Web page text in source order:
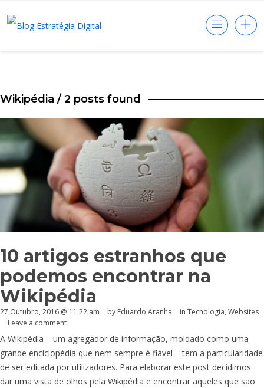
Wikipédia / 2 posts found
10 artigos estranhos que
podemos encontrar na
Wikipédia
27 Outubro, 2016 @ 11:22 am by Eduardo Aranha in Tecnologia, Websites
Leave a comment
A Wikipédia – um agregador de informação, moldado como uma
grande enciclopédia que nem sempre é fiável – tem a particularidade
de ser editada por utilizadores. Para elaborar este post decidimos
dar uma vista de olhos pela Wikipédia e encontrar aqueles que são